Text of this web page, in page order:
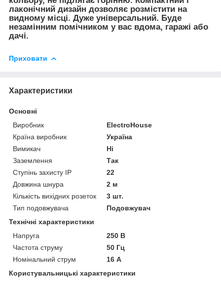
лаконічний дизайн дозволяє розмістити на
видному місці. Дуже універсальний. Буде
незамінним помічником у вас вдома, гаражі або
дачі.
Приховати
Характеристики
Основні
Виробник
ElectroHouse
Країна виробник
Україна
Вимикач
Ні
Заземлення
Так
Ступінь захисту IP
22
Довжина шнура
2 м
Кількість вихідних розеток
3 шт.
Тип подовжувача
Подовжувач
Технічні характеристики
Напруга
250 В
Частота струму
50 Гц
Номінальний струм
16 А
Користувальницькі характеристики